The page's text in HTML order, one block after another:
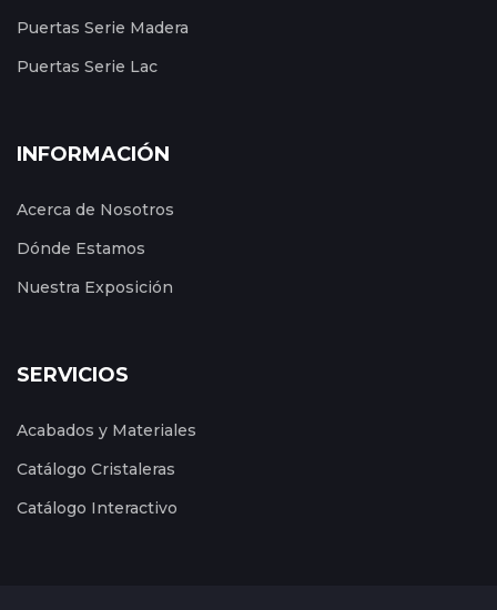
Puertas Serie Madera
Puertas Serie Lac
INFORMACIÓN
Acerca de Nosotros
Dónde Estamos
Nuestra Exposición
SERVICIOS
Acabados y Materiales
Catálogo Cristaleras
Catálogo Interactivo